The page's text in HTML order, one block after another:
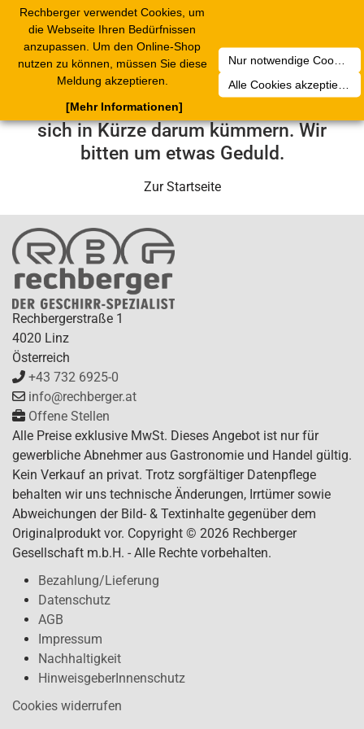
Rechberger verwendet Cookies, um
die Webseite Ihren Bedürfnissen
anzupassen. Um den Online-Shop
nutzen zu können, müssen Sie diese
Meldung akzeptieren.
Nur notwendige Cookies akzeptieren
Alle Cookies akzeptieren
[Mehr Informationen]
Leider ist ein technischer Fehler
aufgetreten. Unser Service-Team wird
sich in Kürze darum kümmern. Wir
bitten um etwas Geduld.
Zur Startseite
Rechbergerstraße 1
4020 Linz
Österreich
+43 732 6925-0
info@rechberger.at
Offene Stellen
Alle Preise exklusive MwSt. Dieses Angebot ist nur für
gewerbliche Abnehmer aus Gastronomie und Handel gültig.
Kein Verkauf an privat. Trotz sorgfältiger Datenpflege
behalten wir uns technische Änderungen, Irrtümer sowie
Abweichungen der Bild- & Textinhalte gegenüber dem
Originalprodukt vor. Copyright © 2026 Rechberger
Gesellschaft m.b.H. - Alle Rechte vorbehalten.
Bezahlung/Lieferung
Datenschutz
AGB
Impressum
Nachhaltigkeit
HinweisgeberInnenschutz
Cookies widerrufen